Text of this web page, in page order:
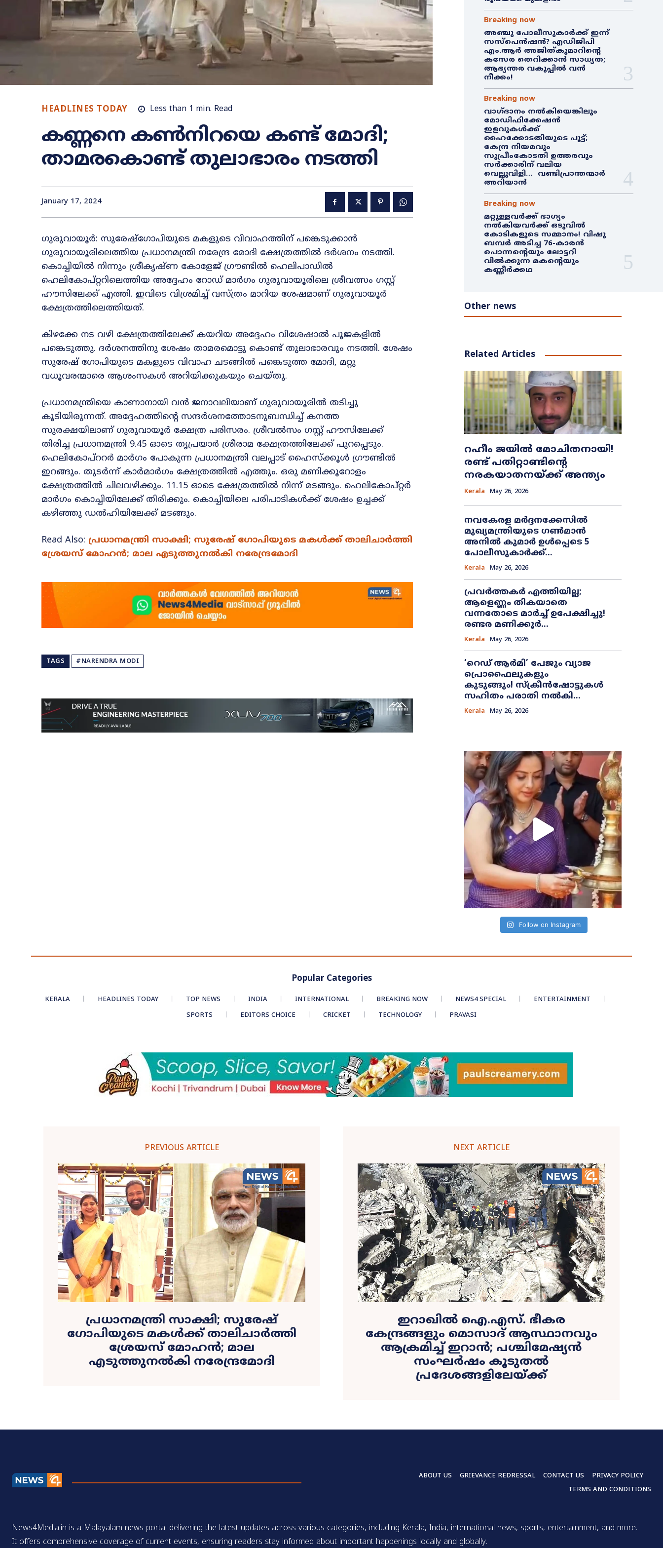
HEADLINES TODAY Less than 1 min. Read
കണ്ണനെ കൺനിറയെ കണ്ട് മോദി;
താമരകൊണ്ട് തുലാഭാരം നടത്തി
January 17, 2024
ഗുരുവായൂർ: സുരേഷ്‌ഗോപിയുടെ മകളുടെ വിവാഹത്തിന് പങ്കെടുക്കാൻ
ഗുരുവായൂരിലെത്തിയ പ്രധാനമന്ത്രി നരേന്ദ്ര മോദി ക്ഷേത്രത്തിൽ ദർശനം നടത്തി.
കൊച്ചിയിൽ നിന്നും ശ്രീകൃഷ്ണ കോളേജ് ഗ്രൗണ്ടിൽ ഹെലിപാഡിൽ
ഹെലികോപ്റ്ററിലെത്തിയ അദ്ദേഹം റോഡ് മാര്‍ഗം ഗുരുവായൂരിലെ ശ്രീവത്സം ഗസ്റ്റ്
ഹൗസിലേക്ക് എത്തി. ഇവിടെ വിശ്രമിച്ച് വസ്ത്രം മാറിയ ശേഷമാണ് ഗുരുവായൂർ
ക്ഷേത്രത്തിലെത്തിയത്.
കിഴക്കേ നട വഴി ക്ഷേത്രത്തിലേക്ക് കയറിയ അദ്ദേഹം വിശേഷാല്‍ പൂജകളില്‍
പങ്കെടുത്തു. ദർശനത്തിനു ശേഷം താമരമൊട്ടു കൊണ്ട് തുലാഭാരവും നടത്തി. ശേഷം
സുരേഷ് ഗോപിയുടെ മകളുടെ വിവാഹ ചടങ്ങിൽ പങ്കെടുത്ത മോദി, മറ്റു
വധൂവരന്മാരെ ആശംസകൾ അറിയിക്കുകയും ചെയ്തു.
പ്രധാനമന്ത്രിയെ കാണാനായി വൻ ജനാവലിയാണ് ഗുരുവായൂരിൽ തടിച്ചു
കൂടിയിരുന്നത്. അദ്ദേഹത്തിന്റെ സന്ദർശനത്തോടനുബന്ധിച്ച് കനത്ത
സുരക്ഷയിലാണ് ഗുരുവായൂർ ക്ഷേത്ര പരിസരം. ശ്രീവൽസം ഗസ്റ്റ് ഹൗസിലേക്ക്
തിരിച്ച പ്രധാനമന്ത്രി 9.45 ഓടെ തൃപ്രയാര്‍ ശ്രീരാമ ക്ഷേത്രത്തിലേക്ക് പുറപ്പെടും.
ഹെലികോപ്‌ററര്‍ മാര്‍ഗം പോകുന്ന പ്രധാനമന്ത്രി വലപ്പാട് ഹൈസ്‌ക്കൂള്‍ ഗ്രൗണ്ടില്‍
ഇറങ്ങും. തുടര്‍ന്ന് കാര്‍മാര്‍ഗം ക്ഷേത്രത്തില്‍ എത്തും. ഒരു മണിക്കൂറോളം
ക്ഷേത്രത്തിൽ ചിലവഴിക്കും. 11.15 ഓടെ ക്ഷേത്രത്തില്‍ നിന്ന് മടങ്ങും. ഹെലികോപ്റ്റര്‍
മാര്‍ഗം കൊച്ചിയിലേക്ക് തിരിക്കും. കൊച്ചിയിലെ പരിപാടികൾക്ക് ശേഷം ഉച്ചക്ക്
കഴിഞ്ഞു ഡൽഹിയിലേക്ക് മടങ്ങും.
Read Also: പ്രധാനമന്ത്രി സാക്ഷി; സുരേഷ് ഗോപിയുടെ മകൾക്ക് താലിചാർത്തി
ശ്രേയസ് മോഹൻ; മാല എടുത്തുനൽകി നരേന്ദ്രമോദി
TAGS #NARENDRA MODI
Breaking now
അഞ്ചു പോലീസുകാർക്ക് ഇന്ന്
സസ്‌പെൻഷൻ? എഡിജിപി
എം.ആർ അജിത്കുമാറിൻ്റെ
കസേര തെറിക്കാൻ സാധ്യത;
ആഭ്യന്തര വകുപ്പിൽ വൻ
നീക്കം!
Breaking now
വാഗ്ദാനം നൽകിയെങ്കിലും
മോഡിഫിക്കേഷൻ
ഇളവുകൾക്ക്
ഹൈക്കോടതിയുടെ പൂട്ട്;
കേന്ദ്ര നിയമവും
സുപ്രീംകോടതി ഉത്തരവും
സർക്കാരിന് വലിയ
വെല്ലുവിളി… വണ്ടിപ്രാന്തന്മാർ
അറിയാൻ
Breaking now
മറ്റുള്ളവർക്ക് ഭാഗ്യം
നൽകിയവർക്ക് ഒടുവിൽ
കോടികളുടെ സമ്മാനം! വിഷു
ബമ്പർ അടിച്ച 76-കാരൻ
പൊന്നന്റെയും ലോട്ടറി
വിൽക്കുന്ന മകന്റെയും
കണ്ണീർക്കഥ
Other news
Related Articles
റഹീം ജയിൽ മോചിതനായി!
രണ്ട് പതിറ്റാണ്ടിന്റെ
നരകയാതനയ്ക്ക് അന്ത്യം
Kerala May 26, 2026
നവകേരള മർദ്ദനക്കേസിൽ
മുഖ്യമന്ത്രിയുടെ ഗൺമാൻ
അനിൽ കുമാർ ഉൾപ്പെടെ 5
പോലീസുകാർക്ക്...
Kerala May 26, 2026
പ്രവർത്തകർ എത്തിയില്ല;
ആളെണ്ണം തികയാതെ
വന്നതോടെ മാർച്ച് ഉപേക്ഷിച്ചു!
രണ്ടര മണിക്കൂർ...
Kerala May 26, 2026
​‘റെഡ് ആർമി’ പേജും വ്യാജ
പ്രൊഫൈലുകളും
കുടുങ്ങും! സ്ക്രീൻഷോട്ടുകൾ
സഹിതം പരാതി നൽകി...
Kerala May 26, 2026
Follow on Instagram
Popular Categories
KERALA HEADLINES TODAY TOP NEWS INDIA INTERNATIONAL BREAKING NOW NEWS4 SPECIAL
ENTERTAINMENT
SPORTS
EDITORS CHOICE CRICKET TECHNOLOGY PRAVASI
PREVIOUS ARTICLE
പ്രധാനമന്ത്രി സാക്ഷി; സുരേഷ്
ഗോപിയുടെ മകൾക്ക് താലിചാർത്തി
ശ്രേയസ് മോഹൻ; മാല
എടുത്തുനൽകി നരേന്ദ്രമോദി
NEXT ARTICLE
ഇറാഖിൽ ഐ.എസ്. ഭീകര
കേന്ദ്രങ്ങളും മൊസാദ് ആസ്ഥാനവും
ആക്രമിച്ച് ഇറാൻ; പശ്ചിമേഷ്യൻ
സംഘർഷം കൂടുതൽ
പ്രദേശങ്ങളിലേയ്ക്ക്
ABOUT US GRIEVANCE REDRESSAL CONTACT US
PRIVACY POLICY
TERMS AND CONDITIONS
News4Media.in is a Malayalam news portal delivering the latest updates across various categories, including Kerala, India, international news, sports, entertainment, and more.
It offers comprehensive coverage of current events, ensuring readers stay informed about important happenings locally and globally.